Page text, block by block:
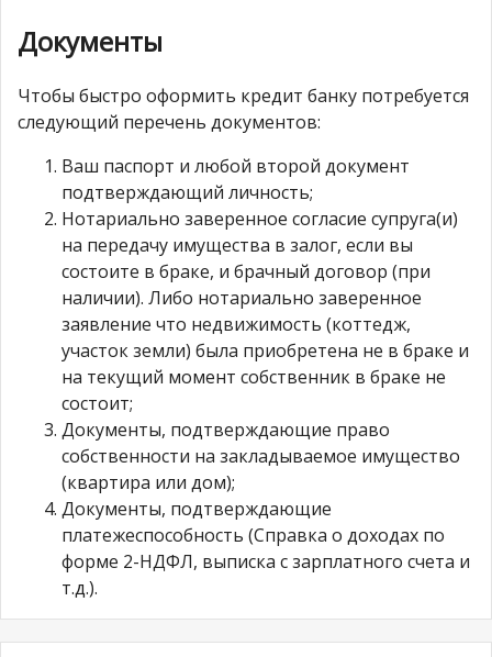
Документы
Чтобы быстро оформить кредит банку потребуется
следующий перечень документов:
Ваш паспорт и любой второй документ
подтверждающий личность;
Нотариально заверенное согласие супруга(и)
на передачу имущества в залог, если вы
состоите в браке, и брачный договор (при
наличии). Либо нотариально заверенное
заявление что недвижимость (коттедж,
участок земли) была приобретена не в браке и
на текущий момент собственник в браке не
состоит;
Документы, подтверждающие право
собственности на закладываемое имущество
(квартира или дом);
Документы, подтверждающие
платежеспособность (Справка о доходах по
форме 2-НДФЛ, выписка с зарплатного счета и
т.д.).